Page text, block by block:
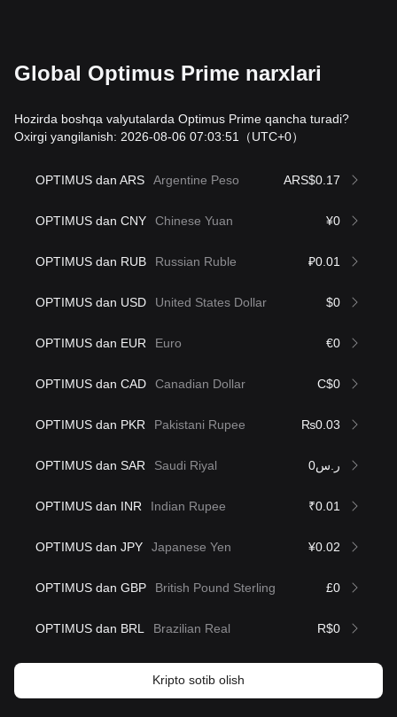
Global Optimus Prime narxlari
Hozirda boshqa valyutalarda Optimus Prime qancha turadi?
Oxirgi yangilanish: 2026-08-06 07:03:51
（UTC+0）
OPTIMUS dan ARS Argentine Peso ARS$0.17
OPTIMUS dan CNY Chinese Yuan ¥0
OPTIMUS dan RUB Russian Ruble ₽0.01
OPTIMUS dan USD United States Dollar $0
OPTIMUS dan EUR Euro €0
OPTIMUS dan CAD Canadian Dollar C$0
OPTIMUS dan PKR Pakistani Rupee ₨0.03
OPTIMUS dan SAR Saudi Riyal ر.س0
OPTIMUS dan INR Indian Rupee ₹0.01
OPTIMUS dan JPY Japanese Yen ¥0.02
OPTIMUS dan GBP British Pound Sterling £0
OPTIMUS dan BRL Brazilian Real R$0
Kripto sotib olish